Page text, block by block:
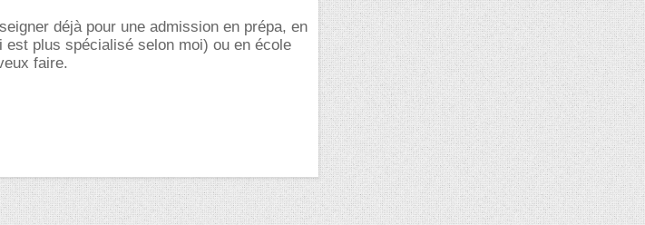
déjà pour une admission en prépa, en
plus spécialisé selon moi) ou en école
faire.